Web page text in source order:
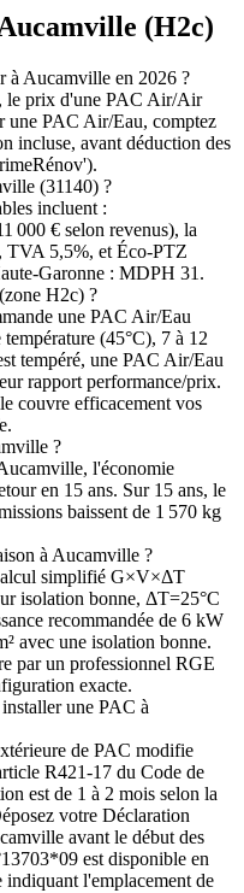
(H2c)
à Aucamville en 2026 ?
le prix d'une PAC Air/Air
une PAC Air/Eau, comptez
incluse, avant déduction des
(31140) ?
incluent :
000 € selon revenus), la
TVA 5,5%, et Éco-PTZ
Garonne : MDPH 31.
H2c) ?
une PAC Air/Eau
(45°C), 7 à 12
tempéré, une PAC Air/Eau
rapport performance/prix.
couvre efficacement vos
?
l'économie
en 15 ans. Sur 15 ans, le
baissent de 1 570 kg
à Aucamville ?
simplifié G×V×ΔT
isolation bonne, ΔT=25°C
recommandée de 6 kW
avec une isolation bonne.
par un professionnel RGE
exacte.
une PAC à
de PAC modifie
R421-17 du Code de
est de 1 à 2 mois selon la
votre Déclaration
avant le début des
est disponible en
indiquant l'emplacement de